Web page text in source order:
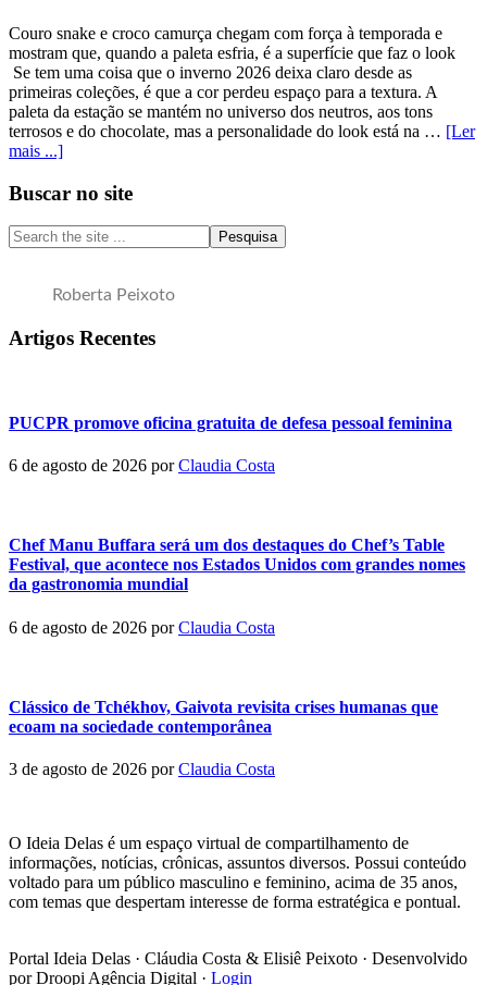
Couro snake e croco camurça chegam com força à temporada e
mostram que, quando a paleta esfria, é a superfície que faz o look
Se tem uma coisa que o inverno 2026 deixa claro desde as
primeiras coleções, é que a cor perdeu espaço para a textura. A
paleta da estação se mantém no universo dos neutros, aos tons
terrosos e do chocolate, mas a personalidade do look está na … [Ler
mais ...]sobreAs
do
2026
Sidebar
primária
Buscar no site
Search
the
Roberta Peixoto
Artigos Recentes
PUCPR promove oficina gratuita de defesa pessoal feminina
6 de agosto de 2026 porClaudia Costa
Chef Manu Buffara será um dos destaques do Chef’s Table
Festival, que acontece nos Estados Unidos com grandes nomes
da gastronomia mundial
6 de agosto de 2026 porClaudia Costa
Clássico de Tchékhov, Gaivota revisita crises humanas que
ecoam na sociedade contemporânea
3 de agosto de 2026 porClaudia Costa
O Ideia Delas é um espaço virtual de compartilhamento de
informações, notícias, crônicas, assuntos diversos. Possui conteúdo
voltado para um público masculino e feminino, acima de 35 anos,
com temas que despertam interesse de forma estratégica e pontual.
Portal Ideia Delas · Cláudia Costa & Elisiê Peixoto · Desenvolvido
por Droopi Agência Digital · Login